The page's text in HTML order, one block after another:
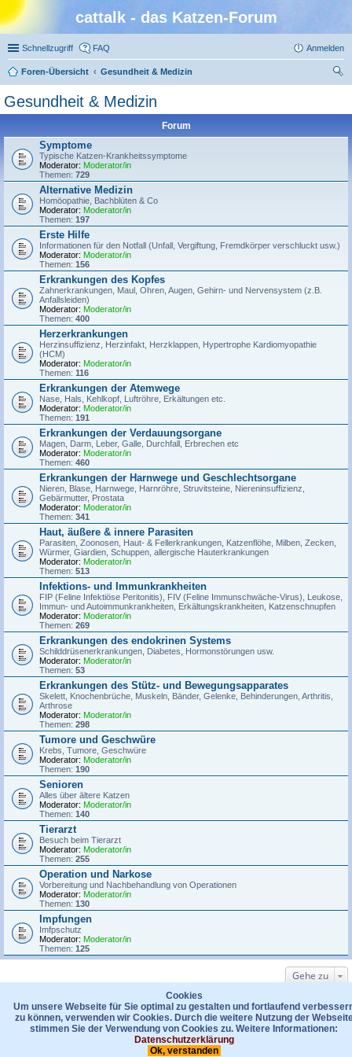
cattalk - das Katzen-Forum
Schnellzugriff FAQ Anmelden
Foren-Übersicht
Gesundheit & Medizin
Gesundheit & Medizin
Forum
Symptome
Typische Katzen-Krankheitssymptome
Moderator: Moderator/in
Themen: 729
Alternative Medizin
Homöopathie, Bachblüten & Co
Moderator: Moderator/in
Themen: 197
Erste Hilfe
Informationen für den Notfall (Unfall, Vergiftung, Fremdkörper verschluckt usw.)
Moderator: Moderator/in
Themen: 156
Erkrankungen des Kopfes
Zahnerkrankungen, Maul, Ohren, Augen, Gehirn- und Nervensystem (z.B.
Anfallsleiden)
Moderator: Moderator/in
Themen: 400
Herzerkrankungen
Herzinsuffizienz, Herzinfakt, Herzklappen, Hypertrophe Kardiomyopathie
(HCM)
Moderator: Moderator/in
Themen: 116
Erkrankungen der Atemwege
Nase, Hals, Kehlkopf, Luftröhre, Erkältungen etc.
Moderator: Moderator/in
Themen: 191
Erkrankungen der Verdauungsorgane
Magen, Darm, Leber, Galle, Durchfall, Erbrechen etc
Moderator: Moderator/in
Themen: 460
Erkrankungen der Harnwege und Geschlechtsorgane
Nieren, Blase, Harnwege, Harnröhre, Struvitsteine, Niereninsuffizienz,
Gebärmutter, Prostata
Moderator: Moderator/in
Themen: 341
Haut, äußere & innere Parasiten
Parasiten, Zoonosen, Haut- & Fellerkrankungen, Katzenflöhe, Milben, Zecken,
Würmer, Giardien, Schuppen, allergische Hauterkrankungen
Moderator: Moderator/in
Themen: 513
Infektions- und Immunkrankheiten
FIP (Feline Infektiöse Peritonitis), FIV (Feline Immunschwäche-Virus), Leukose,
Immun- und Autoimmunkrankheiten, Erkältungskrankheiten, Katzenschnupfen
Moderator: Moderator/in
Themen: 269
Erkrankungen des endokrinen Systems
Schilddrüsenerkrankungen, Diabetes, Hormonstörungen usw.
Moderator: Moderator/in
Themen: 53
Erkrankungen des Stütz- und Bewegungsapparates
Skelett, Knochenbrüche, Muskeln, Bänder, Gelenke, Behinderungen, Arthritis,
Arthrose
Moderator: Moderator/in
Themen: 298
Tumore und Geschwüre
Krebs, Tumore, Geschwüre
Moderator: Moderator/in
Themen: 190
Senioren
Alles über ältere Katzen
Moderator: Moderator/in
Themen: 140
Tierarzt
Besuch beim Tierarzt
Moderator: Moderator/in
Themen: 255
Operation und Narkose
Vorbereitung und Nachbehandlung von Operationen
Moderator: Moderator/in
Themen: 130
Impfungen
Imfpschutz
Moderator: Moderator/in
Themen: 125
Gehe zu
Mitglieder in diesem Forum: 0 Mitglieder und 10 Gäste
Cookies
Um unsere Webseite für Sie optimal zu gestalten und fortlaufend
zu können, verwenden wir Cookies. Durch die weitere Nutzung der
stimmen Sie der Verwendung von Cookies zu. Weitere Informationen:
Datenschutzerklärung
Ok, verstanden
Foren-Übersicht Das Team
Datenschutzerklärung
Kontakt
® Forum Software © phpBB Limited